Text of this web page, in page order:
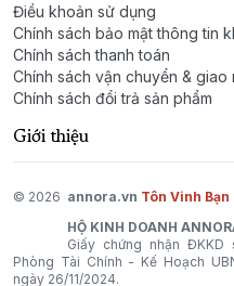
Điều khoản sử dụng
Chính sách bảo mật thông tin
Chính sách thanh toán
Chính sách vận chuyển & giao
Chính sách đổi trả sản phẩm
Giới thiệu
© 2026 annora.vn Tôn Vinh
HỘ KINH DOANH
Giấy chứng nhận ĐKKD
Phòng Tài Chính - Kế Hoạch
ngày 26/11/2024.